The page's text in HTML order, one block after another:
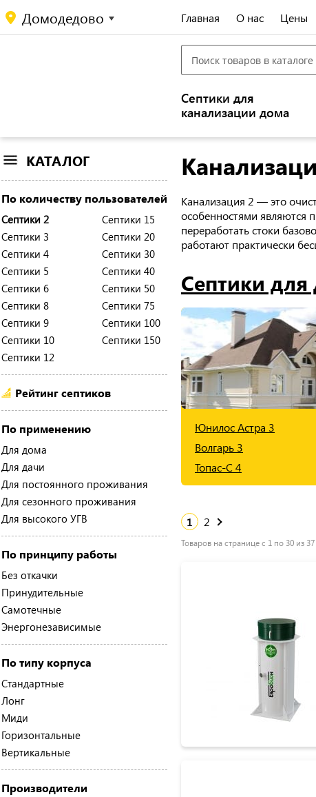
Домодедово Главная О нас Цены
Септики для
канализации дома
КАТАЛОГ
По количеству пользователей
Септики 2
Септики 3
Септики 4
Септики 5
Септики 6
Септики 8
Септики 9
Септики 10
Септики 12
Септики 15
Септики 20
Септики 30
Септики 40
Септики 50
Септики 75
Септики 100
Септики 150
Рейтинг септиков
По применению
Для дома
Для дачи
Для постоянного проживания
Для сезонного проживания
Для высокого УГВ
По принципу работы
Без откачки
Принудительные
Самотечные
Энергонезависимые
По типу корпуса
Стандартные
Лонг
Миди
Горизонтальные
Вертикальные
Производители
Канализация 2 — это
особенностями являются
переработать стоки
работают практически
Септики для
Юнилос Астра 3
Волгарь 3
Топас-С 4
1 2
Товаров на странице с 1 по 30 из 37